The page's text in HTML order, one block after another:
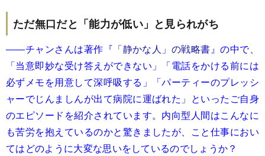
ただ無口だと「能力が低い」と見られがち
――チャンさんは著作 『「静かな人」の戦略書』の中で、
「当意即妙な受け答えができない」「電話をかける前には
必ずメモを用意して深呼吸する」「パーティーのプレッシ
ャーでじんましんが出て病院に運ばれた」といったご自身
のエピソードを紹介されています。内向型人間はこんなに
も苦労を抱えているのかと驚きましたが、こと仕事におい
てはどのように大変な思いをしているのでしょうか？